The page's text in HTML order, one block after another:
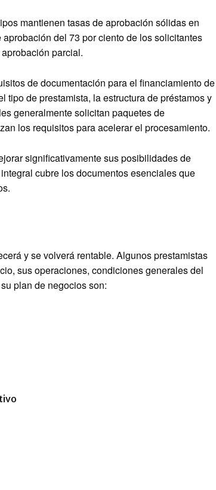
mantienen tasas de aprobación sólidas en
del 73 por ciento de los solicitantes
parcial.
de documentación para el financiamiento de
de prestamista, la estructura de préstamos y
generalmente solicitan paquetes de
los requisitos para acelerar el procesamiento.
significativamente sus posibilidades de
cubre los documentos esenciales que
y se volverá rentable. Algunos prestamistas
sus operaciones, condiciones generales del
plan de negocios son: